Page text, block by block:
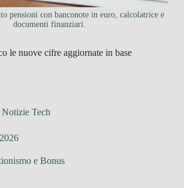
pensioni con banconote in euro, calcolatrice e
documenti finanziari.
le nuove cifre aggiornate in base
Tech
e Bonus